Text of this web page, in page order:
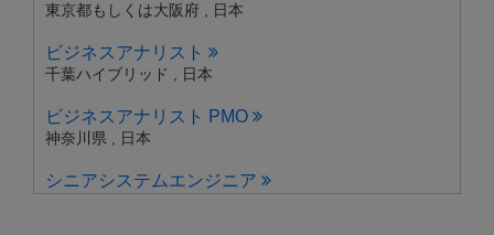
東京都もしくは大阪府 , 日本
ビジネスアナリスト
千葉ハイブリッド , 日本
ビジネスアナリスト PMO
神奈川県 , 日本
シニアシステムエンジニア